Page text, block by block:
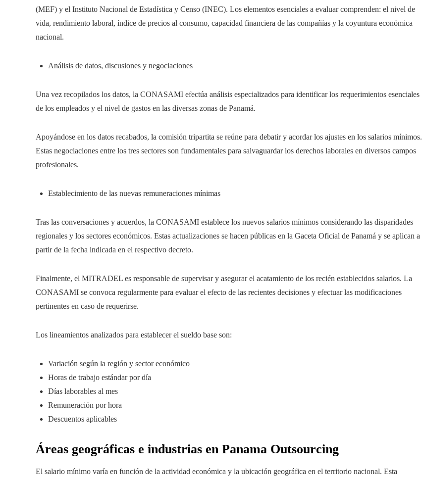
(MEF) y el Instituto Nacional de Estadística y Censo (INEC). Los elementos esenciales a evaluar comprenden: el nivel de
vida, rendimiento laboral, índice de precios al consumo, capacidad financiera de las compañías y la coyuntura económica
nacional.
Análisis de datos, discusiones y negociaciones
Una vez recopilados los datos, la CONASAMI efectúa análisis especializados para identificar los requerimientos esenciales
de los empleados y el nivel de gastos en las diversas zonas de Panamá.
Apoyándose en los datos recabados, la comisión tripartita se reúne para debatir y acordar los ajustes en los salarios mínimos.
Estas negociaciones entre los tres sectores son fundamentales para salvaguardar los derechos laborales en diversos campos
profesionales.
Establecimiento de las nuevas remuneraciones mínimas
Tras las conversaciones y acuerdos, la CONASAMI establece los nuevos salarios mínimos considerando las disparidades
regionales y los sectores económicos. Estas actualizaciones se hacen públicas en la Gaceta Oficial de Panamá y se aplican a
partir de la fecha indicada en el respectivo decreto.
Finalmente, el MITRADEL es responsable de supervisar y asegurar el acatamiento de los recién establecidos salarios. La
CONASAMI se convoca regularmente para evaluar el efecto de las recientes decisiones y efectuar las modificaciones
pertinentes en caso de requerirse.
Los lineamientos analizados para establecer el sueldo base son:
Variación según la región y sector económico
Horas de trabajo estándar por día
Días laborables al mes
Remuneración por hora
Descuentos aplicables
Áreas geográficas e industrias en Panama Outsourcing
El salario mínimo varía en función de la actividad económica y la ubicación geográfica en el territorio nacional. Esta